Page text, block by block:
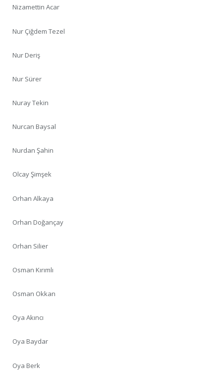
Nizamettin Acar
Nur Çiğdem Tezel
Nur Deriş
Nur Sürer
Nuray Tekin
Nurcan Baysal
Nurdan Şahin
Olcay Şimşek
Orhan Alkaya
Orhan Doğançay
Orhan Silier
Osman Kırımlı
Osman Okkan
Oya Akıncı
Oya Baydar
Oya Berk